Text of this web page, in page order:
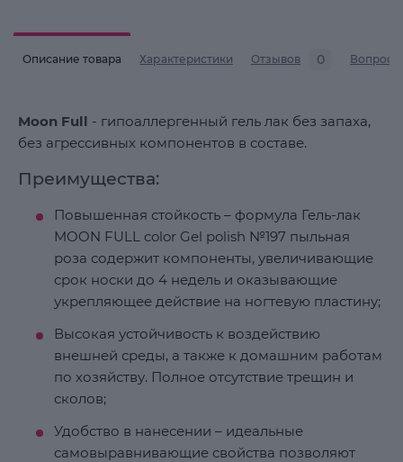
Описание товара Характеристики Отзывов 0 Вопросы
Moon Full - гипоаллергенный гель лак без запаха,
без агрессивных компонентов в составе.
Преимущества:
Повышенная стойкость – формула Гель-лак
MOON FULL color Gel polish №197 пыльная
роза содержит компоненты, увеличивающие
срок носки до 4 недель и оказывающие
укрепляющее действие на ногтевую пластину;
Высокая устойчивость к воздействию
внешней среды, а также к домашним работам
по хозяйству. Полное отсутствие трещин и
сколов;
Удобство в нанесении – идеальные
самовыравнивающие свойства позволяют